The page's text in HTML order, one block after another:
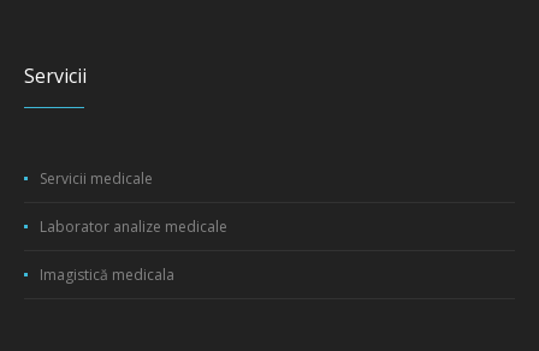
Servicii
Servicii medicale
Laborator analize medicale
Imagistică medicala